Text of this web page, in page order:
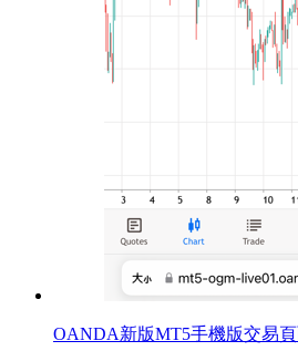
OANDA新版MT5手機版交易